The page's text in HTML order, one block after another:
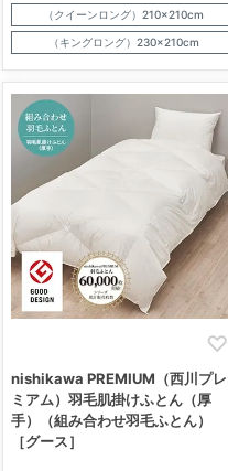
（クイーンロング）210×210cm
（キングロング）230×210cm
nishikawa PREMIUM（西川プレ
ミアム）羽毛肌掛けふとん（厚
手）（組み合わせ羽毛ふとん）
［グース］